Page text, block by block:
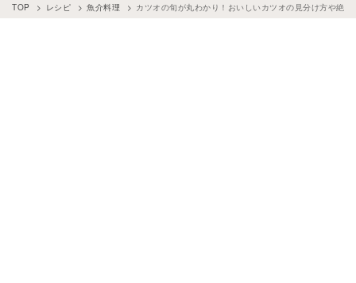
TOP レシピ 魚介料理 カツオの旬が丸わかり！おいしいカツオの見分け方や絶